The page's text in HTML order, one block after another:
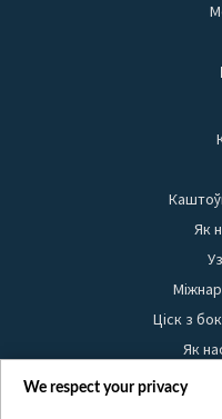
Як
Ціск з
Як
Правілы
We respect your privacy